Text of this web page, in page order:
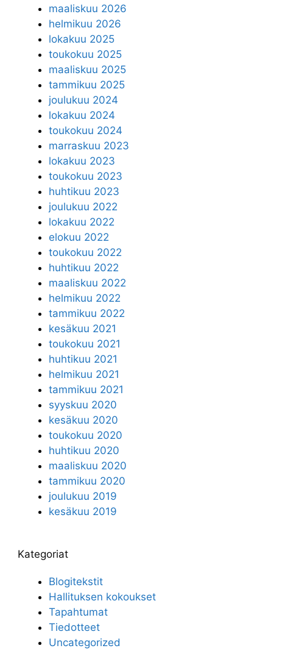
maaliskuu 2026
helmikuu 2026
lokakuu 2025
toukokuu 2025
maaliskuu 2025
tammikuu 2025
joulukuu 2024
lokakuu 2024
toukokuu 2024
marraskuu 2023
lokakuu 2023
toukokuu 2023
huhtikuu 2023
joulukuu 2022
lokakuu 2022
elokuu 2022
toukokuu 2022
huhtikuu 2022
maaliskuu 2022
helmikuu 2022
tammikuu 2022
kesäkuu 2021
toukokuu 2021
huhtikuu 2021
helmikuu 2021
tammikuu 2021
syyskuu 2020
kesäkuu 2020
toukokuu 2020
huhtikuu 2020
maaliskuu 2020
tammikuu 2020
joulukuu 2019
kesäkuu 2019
Kategoriat
Blogitekstit
Hallituksen kokoukset
Tapahtumat
Tiedotteet
Uncategorized